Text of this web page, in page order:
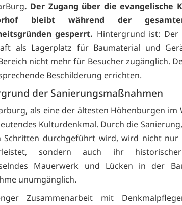
. Der Zugang über die evangelische
bleibt während der
gesperrt. Hintergrund ist:
als Lagerplatz für Baumaterial und
nicht mehr für Besucher zugänglich.
Beschilderung errichten.
der Sanierungsmaßnahmen
als eine der ältesten Höhenburgen im
Kulturdenkmal. Durch die
Schritten durchgeführt wird, wird nicht nur
sondern auch ihr
Mauerwerk und Lücken in der
unumgänglich.
Zusammenarbeit mit